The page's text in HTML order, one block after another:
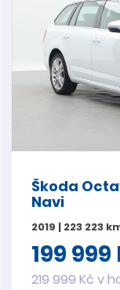
Škoda
Navi
2019 | 223 223
199 999
219 999 Kč v